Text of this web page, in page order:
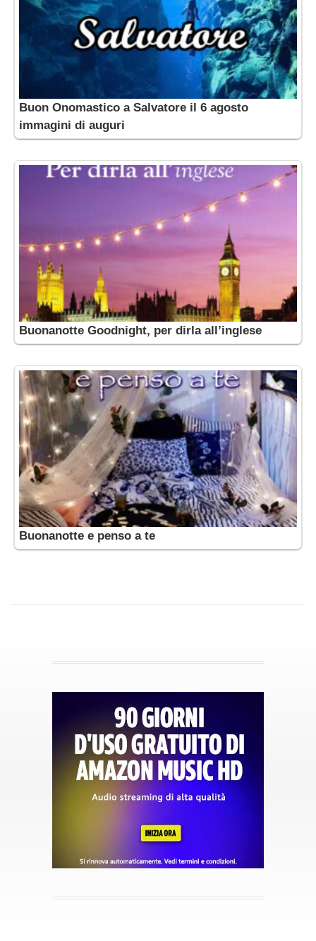
Buon Onomastico a Salvatore il 6 agosto
immagini di auguri
Buonanotte Goodnight, per dirla all’inglese
Buonanotte e penso a te